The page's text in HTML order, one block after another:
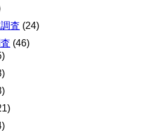
査 (24)
(46)